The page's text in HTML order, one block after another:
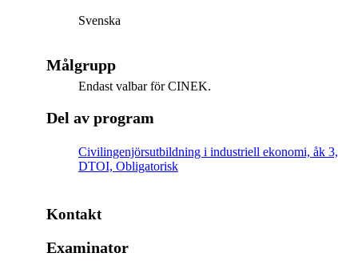
Svenska
Målgrupp
Endast valbar för CINEK.
Del av program
Civilingenjörsutbildning i industriell ekonomi, åk 3,
DTOI, Obligatorisk
Kontakt
Examinator